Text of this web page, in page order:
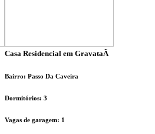
Casa Residencial em GravataÃ­
Bairro: Passo Da Caveira
Dormitórios: 3
Vagas de garagem: 1